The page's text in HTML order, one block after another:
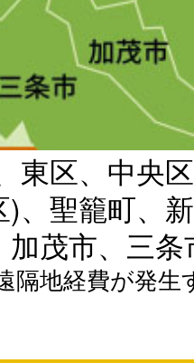
東区、中央
、聖籠町、
茂市、三
隔地経費が発